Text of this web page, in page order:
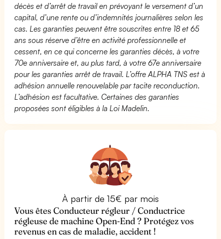
décès et d’arrêt de travail en prévoyant le versement d’un
capital, d’une rente ou d’indemnités journalières selon les
cas. Les garanties peuvent être souscrites entre 18 et 65
ans sous réserve d’être en activité professionnelle et
cessent, en ce qui concerne les garanties décès, à votre
70e anniversaire et, au plus tard, à votre 67e anniversaire
pour les garanties arrêt de travail. L’offre ALPHA TNS est à
adhésion annuelle renouvelable par tacite reconduction.
L’adhésion est facultative. Certaines des garanties
proposées sont éligibles à la Loi Madelin.
À partir de 15€ par mois
Vous êtes Conducteur régleur / Conductrice
régleuse de machine Open-End ? Protégez vos
revenus en cas de maladie, accident !